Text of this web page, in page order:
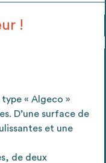
Se créer un compte
de chaque bâtiment
!
« Algeco »
D’une surface de
et une
de deux